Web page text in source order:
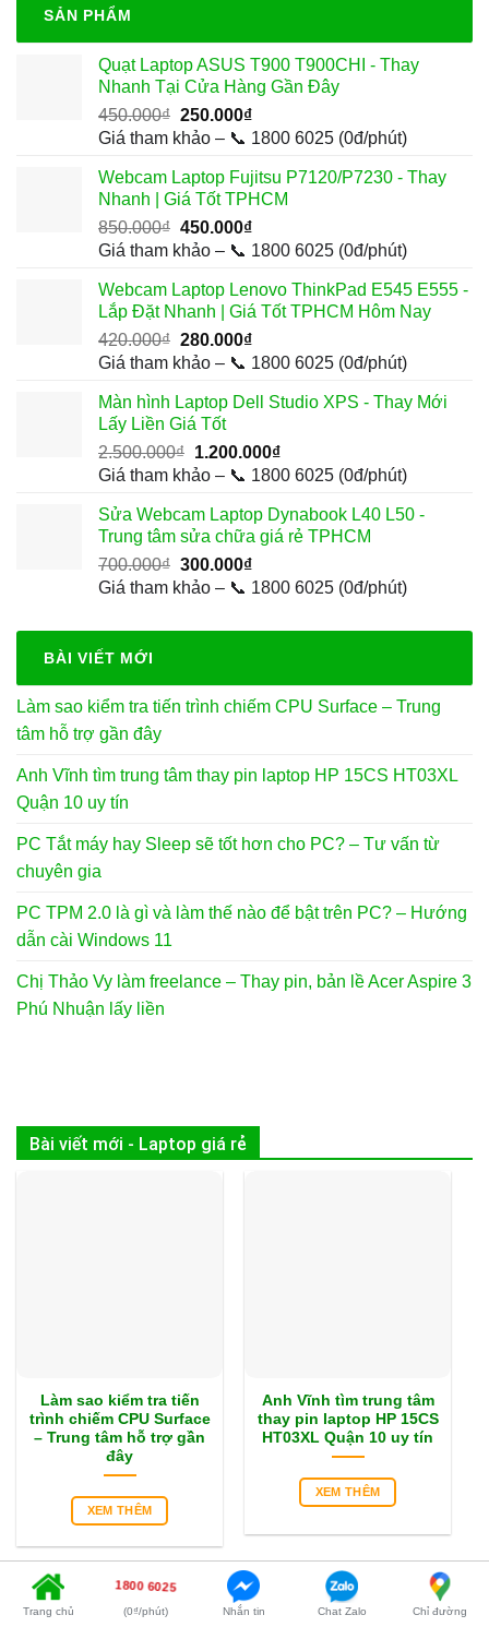
SẢN PHẨM
Quạt Laptop ASUS T900 T900CHI - Thay
Nhanh Tại Cửa Hàng Gần Đây
450.000₫ Giá
gốc
450.000₫.
250.000₫Giá
hiện
là:
250.000₫.
Giá tham khảo – 📞 1800 6025 (0đ/phút)
Webcam Laptop Fujitsu P7120/P7230 - Thay
Nhanh | Giá Tốt TPHCM
850.000₫ Giá
gốc
850.000₫.
450.000₫Giá
hiện
là:
450.000₫.
Giá tham khảo – 📞 1800 6025 (0đ/phút)
Webcam Laptop Lenovo ThinkPad E545 E555 -
Lắp Đặt Nhanh | Giá Tốt TPHCM Hôm Nay
420.000₫ Giá
gốc
420.000₫.
280.000₫Giá
hiện
là:
Giá tham khảo – 📞 1800 6025 (0đ/phút)
Màn hình Laptop Dell Studio XPS - Thay Mới
Lấy Liền Giá Tốt
2.500.000₫ Giá
gốc
2.500.000₫.
1.200.000₫Giá
hiện
là:
1.200.000₫.
Giá tham khảo – 📞 1800 6025 (0đ/phút)
Sửa Webcam Laptop Dynabook L40 L50 -
Trung tâm sửa chữa giá rẻ TPHCM
700.000₫ Giá
gốc
700.000₫.
300.000₫Giá
hiện
là:
Giá tham khảo – 📞 1800 6025 (0đ/phút)
BÀI VIẾT MỚI
Làm sao kiểm tra tiến trình chiếm CPU Surface – Trung
tâm hỗ trợ gần đây
Anh Vĩnh tìm trung tâm thay pin laptop HP 15CS HT03XL
Quận 10 uy tín
PC Tắt máy hay Sleep sẽ tốt hơn cho PC? – Tư vấn từ
chuyên gia
PC TPM 2.0 là gì và làm thế nào để bật trên PC? – Hướng
dẫn cài Windows 11
Chị Thảo Vy làm freelance – Thay pin, bản lề Acer Aspire 3
Phú Nhuận lấy liền
Bài viết mới - Laptop giá rẻ
Làm sao kiểm tra tiến
trình chiếm CPU Surface
– Trung tâm hỗ trợ gần
đây
XEM THÊM
Anh Vĩnh tìm trung tâm
thay pin laptop HP 15CS
HT03XL Quận 10 uy tín
XEM THÊM
Trang chủ
1800 6025
(0₫/phút) Nhắn tin Chat Zalo Chỉ đường